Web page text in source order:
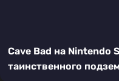
Cave Bad на Nintendo
таинственного